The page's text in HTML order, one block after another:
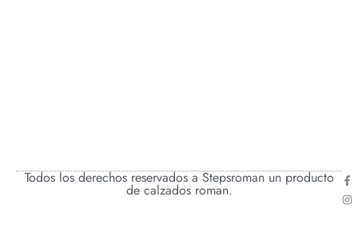
Todos los derechos reservados a Stepsroman un producto
de calzados roman.